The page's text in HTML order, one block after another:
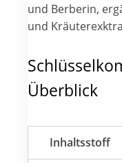
und Berberin,
und
Überblick
Inhaltsstoff